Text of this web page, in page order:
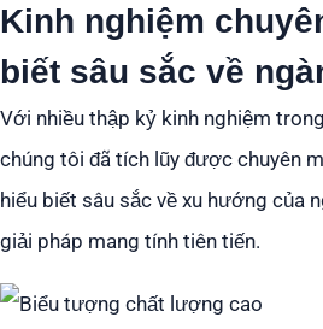
Kinh nghiệm
biết sâu sắc về
Với nhiều thập kỷ kinh nghiệm
chúng tôi đã tích lũy được chuyên
hiểu biết sâu sắc về xu hướng của
giải pháp mang tính tiên tiến.